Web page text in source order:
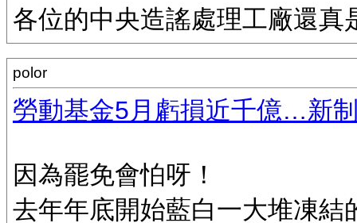
各位的中央造謠處理工廠還真
polor
勞動基金5月虧損近千億…新
因為罷免會怕呀！
去年年底開始藍白一大堆凍